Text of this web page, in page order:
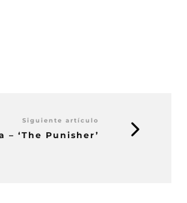
Siguiente artículo
– ‘The Punisher’